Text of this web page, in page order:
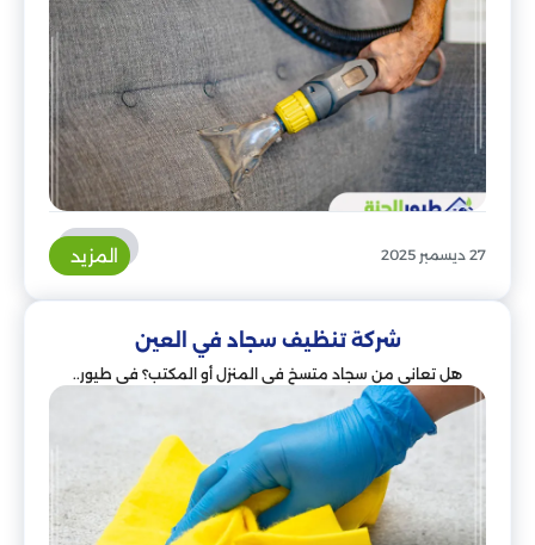
27 ديسمبر 2025 المزيد
شركة تنظيف سجاد في العين
هل تعاني من سجاد متسخ في المنزل أو المكتب؟ في طيور..